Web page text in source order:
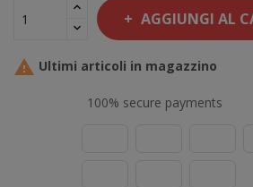
AGGIUNGI AL
 Ultimi articoli in magazzino
100% secure payments